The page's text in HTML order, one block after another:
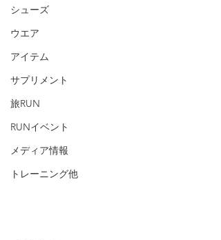
シューズ
ウエア
アイテム
サプリメント
旅RUN
RUNイベント
メディア情報
トレーニング他